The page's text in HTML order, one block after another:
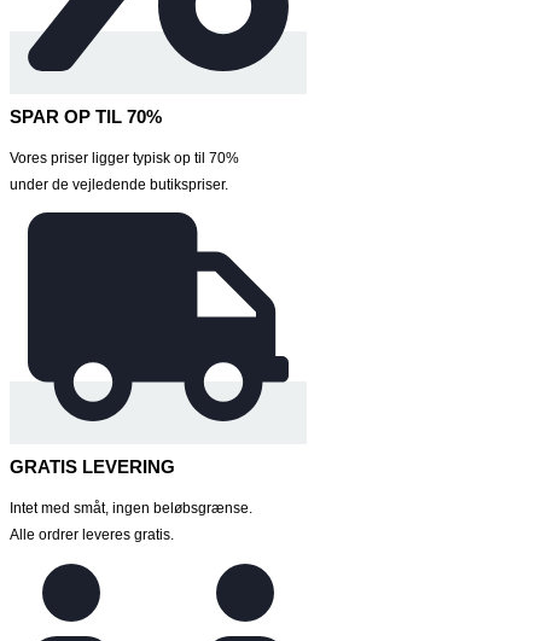
SPAR OP TIL 70%
Vores priser ligger typisk op til 70%
under de vejledende butikspriser.
GRATIS LEVERING
Intet med småt, ingen beløbsgrænse.
Alle ordrer leveres gratis.